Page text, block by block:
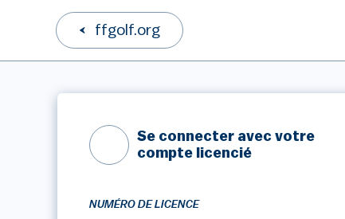
ffgolf.org
Se connecter avec votre
compte licencié
NUMÉRO DE LICENCE